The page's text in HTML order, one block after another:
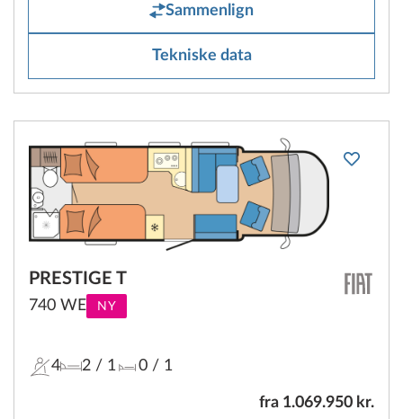
Sammenlign
Tekniske data
PRESTIGE T
740 WE NY
4 2 / 1 0/ 1
fra 1.069.950 kr.